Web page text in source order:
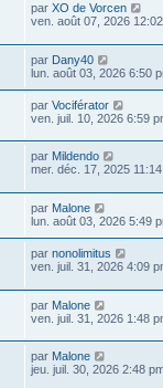
par XO de Vorcen
ven. août 07, 2026
par Dany40
lun. août 03, 2026 6:50
par Vociférator
ven. juil. 10, 2026 6:59
par Mildendo
mer. déc. 17, 2025
par Malone
lun. août 03, 2026 5:49
par nonolimitus
ven. juil. 31, 2026 4:09
par Malone
ven. juil. 31, 2026 1:48
par Malone
jeu. juil. 30, 2026 2:48